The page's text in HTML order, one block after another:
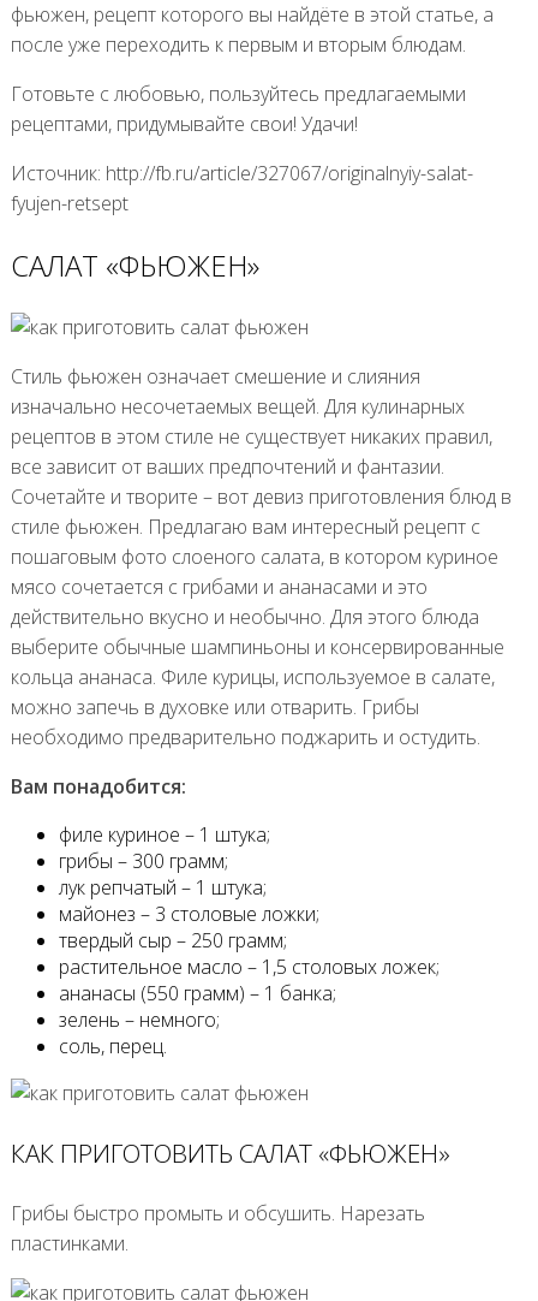
фьюжен, рецепт которого вы найдёте в этой статье, а
после уже переходить к первым и вторым блюдам.
Готовьте с любовью, пользуйтесь предлагаемыми
рецептами, придумывайте свои! Удачи!
Источник: http://fb.ru/article/327067/originalnyiy-salat-
fyujen-retsept
САЛАТ «ФЬЮЖЕН»
Стиль фьюжен означает смешение и слияния
изначально несочетаемых вещей. Для кулинарных
рецептов в этом стиле не существует никаких правил,
все зависит от ваших предпочтений и фантазии.
Сочетайте и творите – вот девиз приготовления блюд в
стиле фьюжен. Предлагаю вам интересный рецепт с
пошаговым фото слоеного салата, в котором куриное
мясо сочетается с грибами и ананасами и это
действительно вкусно и необычно. Для этого блюда
выберите обычные шампиньоны и консервированные
кольца ананаса. Филе курицы, используемое в салате,
можно запечь в духовке или отварить. Грибы
необходимо предварительно поджарить и остудить.
Вам понадобится:
филе куриное – 1 штука;
грибы – 300 грамм;
лук репчатый – 1 штука;
майонез – 3 столовые ложки;
твердый сыр – 250 грамм;
растительное масло – 1,5 столовых ложек;
ананасы (550 грамм) – 1 банка;
зелень – немного;
соль, перец.
КАК ПРИГОТОВИТЬ САЛАТ «ФЬЮЖЕН»
Грибы быстро промыть и обсушить. Нарезать
пластинками.